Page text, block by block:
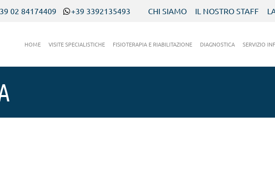
02 84174409 +39 3392135493 CHI SIAMO IL NOSTRO STAFF
HOME VISITE SPECIALISTICHE FISIOTERAPIA E RIABILITAZIONE DIAGNOSTICA SERVIZIO